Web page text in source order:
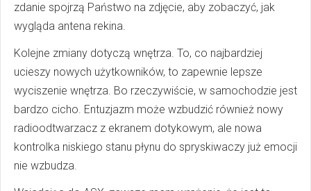
zdanie spojrzą Państwo na zdjęcie, aby zobaczyć, jak
wygląda antena rekina.
Kolejne zmiany dotyczą wnętrza. To, co najbardziej
ucieszy nowych użytkowników, to zapewnie lepsze
wyciszenie wnętrza. Bo rzeczywiście, w samochodzie jest
bardzo cicho. Entuzjazm może wzbudzić również nowy
radioodtwarzacz z ekranem dotykowym, ale nowa
kontrolka niskiego stanu płynu do spryskiwaczy już emocji
nie wzbudza.